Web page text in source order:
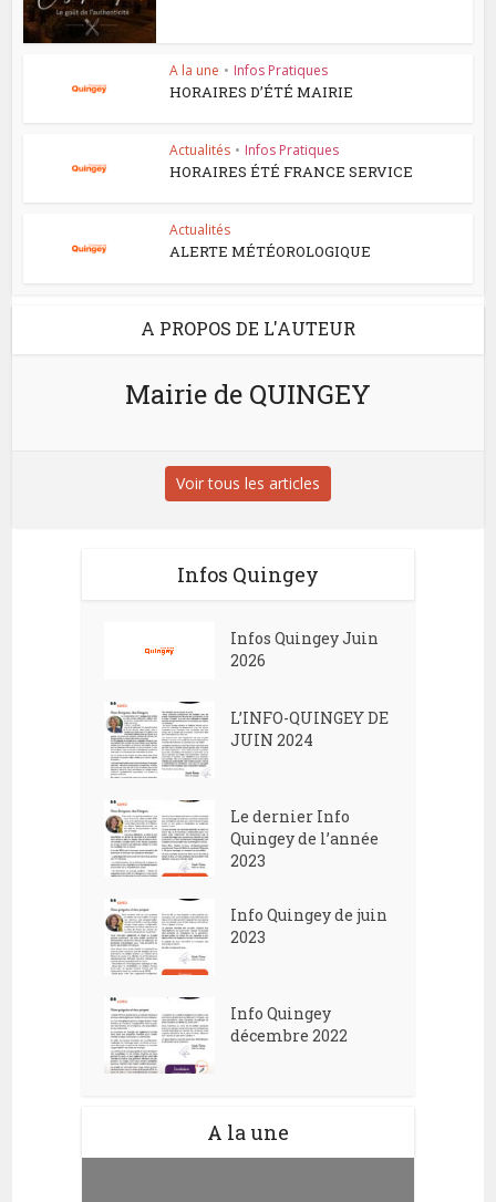
A la une • Infos Pratiques
HORAIRES D’ÉTÉ MAIRIE
Actualités • Infos Pratiques
HORAIRES ÉTÉ FRANCE SERVICE
Actualités
ALERTE MÉTÉOROLOGIQUE
A PROPOS DE L'AUTEUR
Mairie de QUINGEY
Voir tous les articles
Infos Quingey
Infos Quingey Juin
2026
L’INFO-QUINGEY DE
JUIN 2024
Le dernier Info
Quingey de l’année
2023
Info Quingey de juin
2023
Info Quingey
décembre 2022
A la une